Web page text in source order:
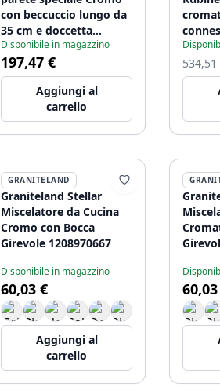
con beccuccio lungo da
35 cm e doccetta
1208952919
Disponibile in magazzino
197,47 €
Aggiungi al
carrello
filtrata
534,51
GRANITELAND
Graniteland Stellar
Miscelatore da Cucina
Cromo con Bocca
Girevole 1208970667
Disponibile in magazzino
60,03 €
Aggiungi al
carrello